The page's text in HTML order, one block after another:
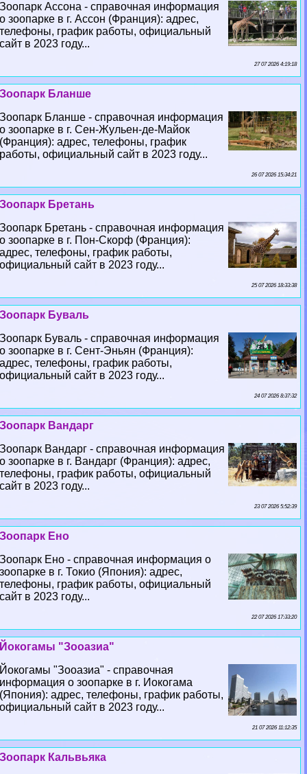
Зоопарк Ассона - справочная информация
о зоопарке в г. Ассон (Франция): адрес,
телефоны, график работы, официальный
сайт в 2023 году...
27 07 2026 4:19:18
Зоопарк Бланше
Зоопарк Бланше - справочная информация
о зоопарке в г. Сен-Жульен-де-Майок
(Франция): адрес, телефоны, график
работы, официальный сайт в 2023 году...
26 07 2026 15:34:21
Зоопарк Бретань
Зоопарк Бретань - справочная информация
о зоопарке в г. Пон-Скорф (Франция):
адрес, телефоны, график работы,
официальный сайт в 2023 году...
25 07 2026 18:33:38
Зоопарк Буваль
Зоопарк Буваль - справочная информация
о зоопарке в г. Сент-Эньян (Франция):
адрес, телефоны, график работы,
официальный сайт в 2023 году...
24 07 2026 8:37:32
Зоопарк Вандарг
Зоопарк Вандарг - справочная информация
о зоопарке в г. Вандарг (Франция): адрес,
телефоны, график работы, официальный
сайт в 2023 году...
23 07 2026 5:52:39
Зоопарк Ено
Зоопарк Ено - справочная информация о
зоопарке в г. Токио (Япония): адрес,
телефоны, график работы, официальный
сайт в 2023 году...
22 07 2026 17:33:20
Йокогамы "Зооазиа"
Йокогамы "Зооазиа" - справочная
информация о зоопарке в г. Иокогама
(Япония): адрес, телефоны, график работы,
официальный сайт в 2023 году...
21 07 2026 11:12:35
Зоопарк Кальвьяка